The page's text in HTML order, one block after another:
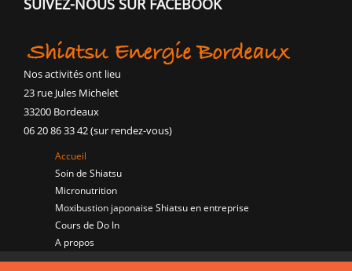
SUIVEZ-NOUS SUR FACEBOOK
Nos activités ont lieu
23 rue Jules Michelet
33200 Bordeaux
06 20 86 33 42 (sur rendez-vous)
Accueil
Soin de Shiatsu
Micronutrition
Moxibustion japonaise Shiatsu en entreprise
Cours de Do In
A propos